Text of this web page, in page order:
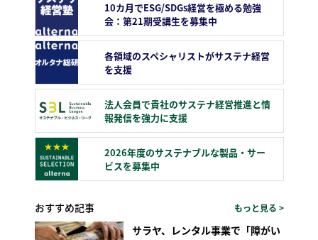
10カ月でESG/SDGs経営を極める勉強
会：第21期受講生を募集中
各領域のスペシャリストがサステナ経営
を支援
法人会員で貴社のサステナ経営推進と情
報発信を強力に支援
2026年度のサステナブルな製品・サー
ビスを募集中
おすすめ記事 もっと見る >
サラヤ、レンタル事業で「障がい